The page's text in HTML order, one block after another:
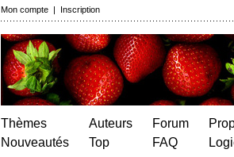
Mon compte | Inscription
Thèmes
Nouveautés
Auteurs
Top
Forum
FAQ